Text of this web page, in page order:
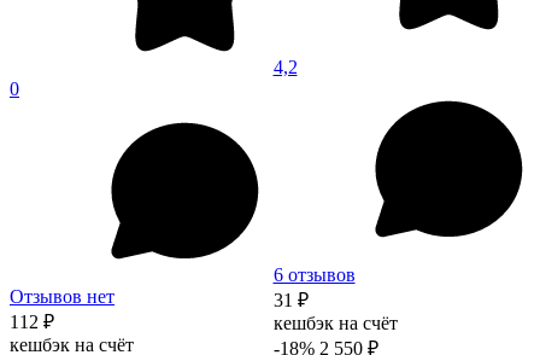
0
Отзывов нет
112 ₽
кешбэк на счёт
4,2
6 отзывов
31 ₽
кешбэк на счёт
-18% 2 550 ₽